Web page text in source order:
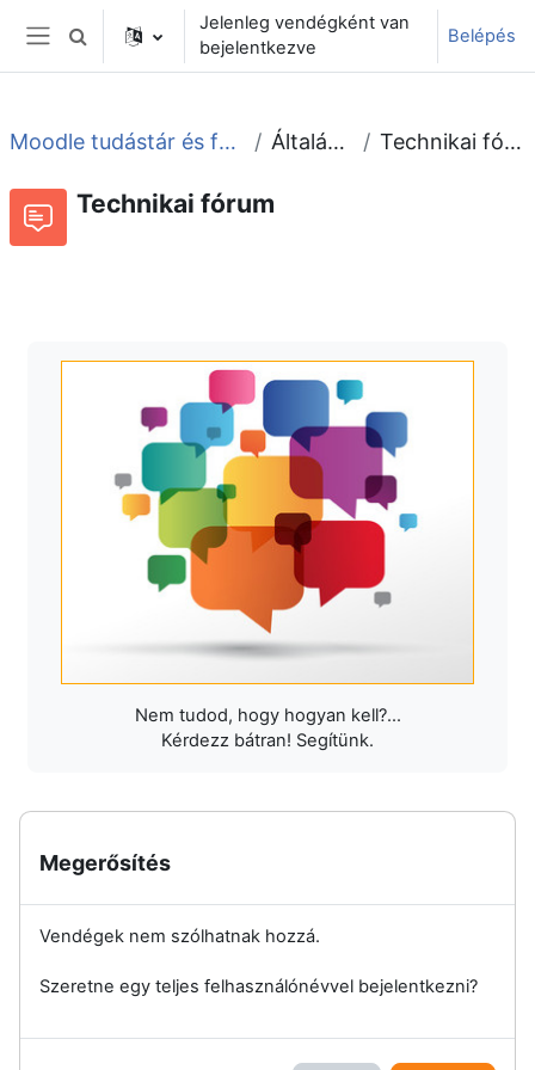
Tovább a fő tartalomhoz
Oldalpanel
Keresési bemeneti adatok váltása
Jelenleg vendégként van
bejelentkezve
Belépés
Moodle tudástár és fórum Általános Technikai fórum
Technikai fórum
Nem tudod, hogy hogyan kell?...
Kérdezz bátran! Segítünk.
Megerősítés
Vendégek nem szólhatnak hozzá.
Szeretne egy teljes felhasználónévvel bejelentkezni?